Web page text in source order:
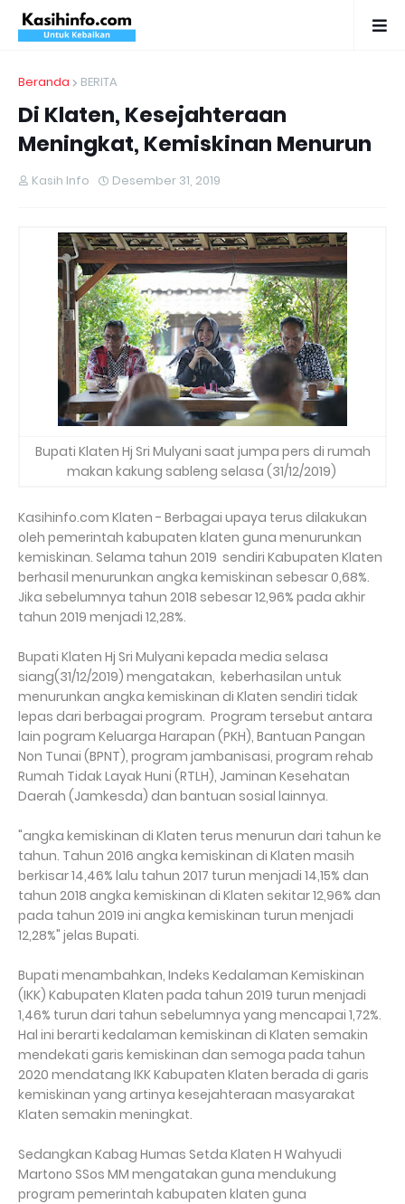
Beranda BERITA
Di Klaten, Kesejahteraan
Meningkat, Kemiskinan Menurun
Kasih Info Desember 31, 2019
Bupati Klaten Hj Sri Mulyani saat jumpa pers di rumah
makan kakung sableng selasa (31/12/2019)
Kasihinfo.com Klaten - Berbagai upaya terus dilakukan
oleh pemerintah kabupaten klaten guna menurunkan
kemiskinan. Selama tahun 2019 sendiri Kabupaten Klaten
berhasil menurunkan angka kemiskinan sebesar 0,68%.
Jika sebelumnya tahun 2018 sebesar 12,96% pada akhir
tahun 2019 menjadi 12,28%.
Bupati Klaten Hj Sri Mulyani kepada media selasa
siang(31/12/2019) mengatakan, keberhasilan untuk
menurunkan angka kemiskinan di Klaten sendiri tidak
lepas dari berbagai program. Program tersebut antara
lain pogram Keluarga Harapan (PKH), Bantuan Pangan
Non Tunai (BPNT), program jambanisasi, program rehab
Rumah Tidak Layak Huni (RTLH), Jaminan Kesehatan
Daerah (Jamkesda) dan bantuan sosial lainnya.
"angka kemiskinan di Klaten terus menurun dari tahun ke
tahun. Tahun 2016 angka kemiskinan di Klaten masih
berkisar 14,46% lalu tahun 2017 turun menjadi 14,15% dan
tahun 2018 angka kemiskinan di Klaten sekitar 12,96% dan
pada tahun 2019 ini angka kemiskinan turun menjadi
12,28%" jelas Bupati.
Bupati menambahkan, Indeks Kedalaman Kemiskinan
(IKK) Kabupaten Klaten pada tahun 2019 turun menjadi
1,46% turun dari tahun sebelumnya yang mencapai 1,72%.
Hal ini berarti kedalaman kemiskinan di Klaten semakin
mendekati garis kemiskinan dan semoga pada tahun
2020 mendatang IKK Kabupaten Klaten berada di garis
kemiskinan yang artinya kesejahteraan masyarakat
Klaten semakin meningkat.
Sedangkan Kabag Humas Setda Klaten H Wahyudi
Martono SSos MM mengatakan guna mendukung
program pemerintah kabupaten klaten guna